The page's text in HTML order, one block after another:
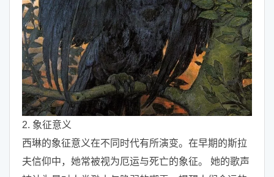
2. 象征意义
西琳的象征意义在不同时代有所演变。在早期的斯拉
夫信仰中，她常被视为厄运与死亡的象征。 她的歌声